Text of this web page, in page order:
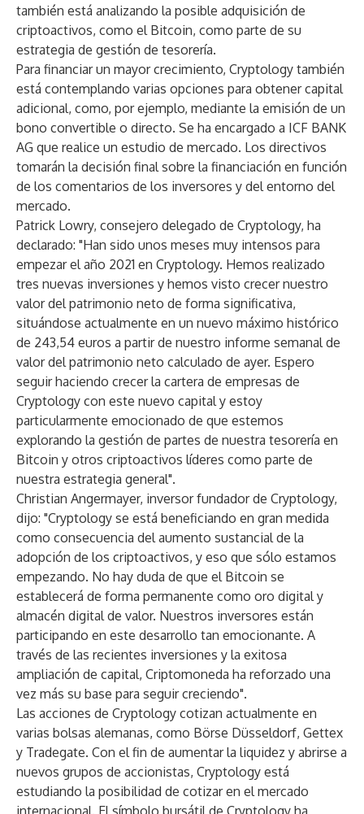
también está analizando la posible adquisición de
criptoactivos, como el Bitcoin, como parte de su
estrategia de gestión de tesorería.
Para financiar un mayor crecimiento, Cryptology también
está contemplando varias opciones para obtener capital
adicional, como, por ejemplo, mediante la emisión de un
bono convertible o directo. Se ha encargado a ICF BANK
AG que realice un estudio de mercado. Los directivos
tomarán la decisión final sobre la financiación en función
de los comentarios de los inversores y del entorno del
mercado.
Patrick Lowry, consejero delegado de Cryptology, ha
declarado: "Han sido unos meses muy intensos para
empezar el año 2021 en Cryptology. Hemos realizado
tres nuevas inversiones y hemos visto crecer nuestro
valor del patrimonio neto de forma significativa,
situándose actualmente en un nuevo máximo histórico
de 243,54 euros a partir de nuestro informe semanal de
valor del patrimonio neto calculado de ayer. Espero
seguir haciendo crecer la cartera de empresas de
Cryptology con este nuevo capital y estoy
particularmente emocionado de que estemos
explorando la gestión de partes de nuestra tesorería en
Bitcoin y otros criptoactivos líderes como parte de
nuestra estrategia general".
Christian Angermayer, inversor fundador de Cryptology,
dijo: "Cryptology se está beneficiando en gran medida
como consecuencia del aumento sustancial de la
adopción de los criptoactivos, y eso que sólo estamos
empezando. No hay duda de que el Bitcoin se
establecerá de forma permanente como oro digital y
almacén digital de valor. Nuestros inversores están
participando en este desarrollo tan emocionante. A
través de las recientes inversiones y la exitosa
ampliación de capital, Criptomoneda ha reforzado una
vez más su base para seguir creciendo".
Las acciones de Cryptology cotizan actualmente en
varias bolsas alemanas, como Börse Düsseldorf, Gettex
y Tradegate. Con el fin de aumentar la liquidez y abrirse a
nuevos grupos de accionistas, Cryptology está
estudiando la posibilidad de cotizar en el mercado
internacional. El símbolo bursátil de Cryptology ha